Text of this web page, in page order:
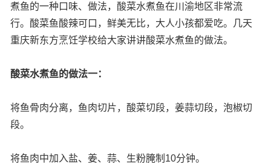
煮鱼的一种口味、做法，酸菜水煮鱼在川渝地区非常流
行。酸菜鱼酸辣可口，鲜美无比，大人小孩都爱吃。几天
重庆新东方烹饪学校给大家讲讲酸菜水煮鱼的做法。
酸菜水煮鱼的做法一：
将鱼骨肉分离，鱼肉切片，酸菜切段，姜蒜切段，泡椒切
段。
将鱼肉中加入盐、姜、蒜、生粉腌制10分钟。